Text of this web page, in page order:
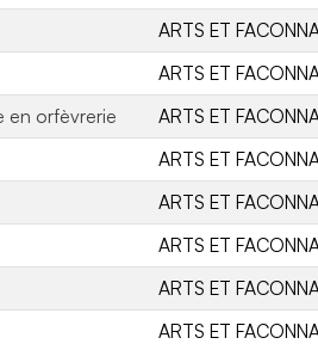
ARTS ET
ARTS ET
en orfèvrerie
ARTS ET
ARTS ET
ARTS ET
ARTS ET
ARTS ET
ARTS ET